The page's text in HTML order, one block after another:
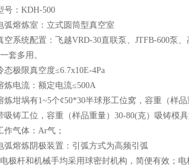
号：KDH-500
弧熔炼室：立式圆筒型真空室
空系统配置：飞越VRD-30直联泵、JTFB-600泵
套多用。
态极限真空度≤6.7x10E-4Pa
炼电流：额定电流≤500A
炼坩埚有1~5个¢50*30半球形工位窝，容重（样
吸铸工位，容重（样品重量）30-80(克）吸铸模具
作气体：Ar气；
弧熔炼阴极装置：引弧方式为高频引弧
极杆和机械手均采用球密封机构，简便有效；